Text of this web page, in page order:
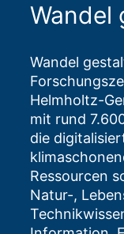
Wandel
Wandel
Helmholtz-
mit rund
die
Ressourcen
Natur-,